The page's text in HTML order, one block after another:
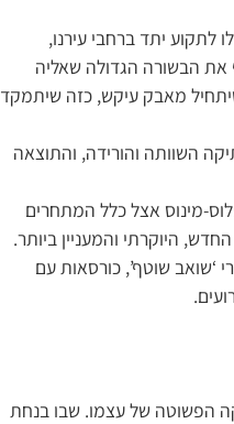
יתד ברחבי עירנו,
את הבשורה הגדולה שאליה
מאבק עיקש, כזה שיתמקד
השוותה והורידה, והתוצאה
מינוס אצל כלל המתחרים
היוקרתי והמעניין ביותר.
‘שואב שוטף’, כורסאות עם
הפשוטה של עצמו. שבו בנחת